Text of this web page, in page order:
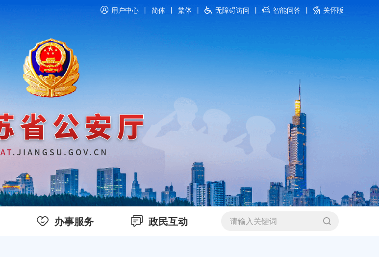
用户中心 丨 简体 丨 繁体 丨 无障碍访问 丨 智能问答 丨 关怀版
办事服务 政民互动